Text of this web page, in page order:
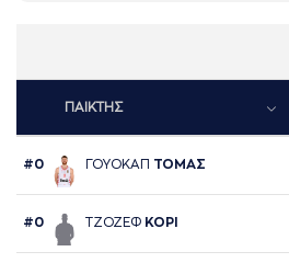
ΠΑΙΚΤΗΣ
#0 ΓΟΥΟΚAΠ ΤΟΜAΣ
#0 ΤΖΟΖΕΦ ΚΟΡΙ